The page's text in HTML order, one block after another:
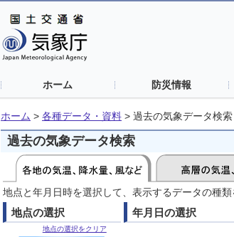
ホーム 防災情報
ホーム > 各種データ・資料 > 過去の気象データ検索
過去の気象データ検索
地点と年月日時を選択して、表示するデータの種類
地点の選択
地点の選択をクリア
年月日の選択